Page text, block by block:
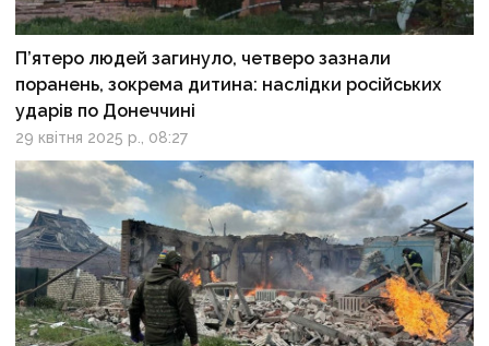
П’ятеро людей загинуло, четверо зазнали
поранень, зокрема дитина: наслідки російських
ударів по Донеччині
29 квітня 2025 р., 08:27